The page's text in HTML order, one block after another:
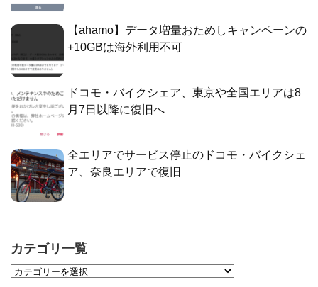
【ahamo】データ増量おためしキャンペーンの
+10GBは海外利用不可
ドコモ・バイクシェア、東京や全国エリアは8
月7日以降に復旧へ
全エリアでサービス停止のドコモ・バイクシェ
ア、奈良エリアで復旧
カテゴリ一覧